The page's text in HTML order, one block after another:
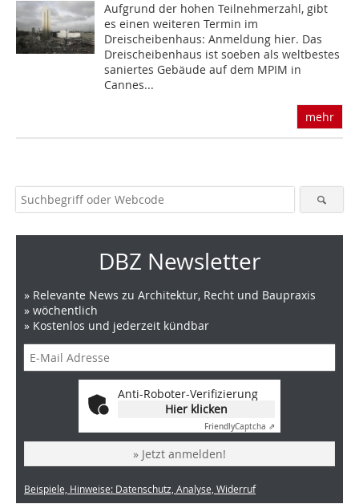
Aufgrund der hohen Teilnehmerzahl, gibt
es einen weiteren Termin im
Dreischeibenhaus: Anmeldung hier. Das
Dreischeibenhaus ist soeben als weltbestes
saniertes Gebäude auf dem MPIM in
Cannes...
mehr
DBZ Newsletter
» Relevante News zu Architektur, Recht und Baupraxis
» wöchentlich
» Kostenlos und jederzeit kündbar
Anti-Roboter-Verifizierung
Hier klicken
FriendlyCaptcha ⇗
» Jetzt anmelden!
Beispiele, Hinweise: Datenschutz, Analyse, Widerruf